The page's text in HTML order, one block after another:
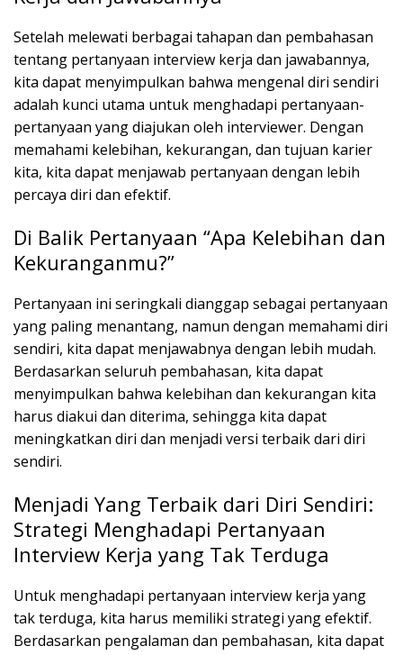
Setelah melewati berbagai tahapan dan pembahasan
tentang pertanyaan interview kerja dan jawabannya,
kita dapat menyimpulkan bahwa mengenal diri sendiri
adalah kunci utama untuk menghadapi pertanyaan-
pertanyaan yang diajukan oleh interviewer. Dengan
memahami kelebihan, kekurangan, dan tujuan karier
kita, kita dapat menjawab pertanyaan dengan lebih
percaya diri dan efektif.
Di Balik Pertanyaan “Apa Kelebihan dan
Kekuranganmu?”
Pertanyaan ini seringkali dianggap sebagai pertanyaan
yang paling menantang, namun dengan memahami diri
sendiri, kita dapat menjawabnya dengan lebih mudah.
Berdasarkan seluruh pembahasan, kita dapat
menyimpulkan bahwa kelebihan dan kekurangan kita
harus diakui dan diterima, sehingga kita dapat
meningkatkan diri dan menjadi versi terbaik dari diri
sendiri.
Menjadi Yang Terbaik dari Diri Sendiri:
Strategi Menghadapi Pertanyaan
Interview Kerja yang Tak Terduga
Untuk menghadapi pertanyaan interview kerja yang
tak terduga, kita harus memiliki strategi yang efektif.
Berdasarkan pengalaman dan pembahasan, kita dapat